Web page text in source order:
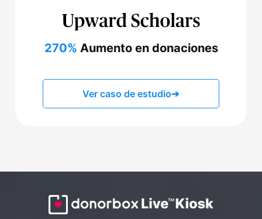
270% Aumento en donaciones
Ver caso de estudio➔